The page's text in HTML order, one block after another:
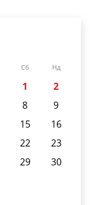
Сб Нд
1
2
8
9
15
16
22
23
29
30